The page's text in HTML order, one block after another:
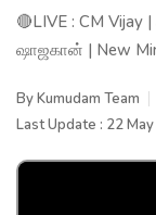
🔴LIVE : CM
ஷாஜகான் | New
ByKumudam Team
Last Update : 22